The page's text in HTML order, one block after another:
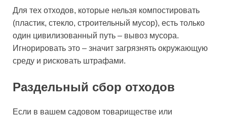
Для тех отходов, которые нельзя компостировать
(пластик, стекло, строительный мусор), есть только
один цивилизованный путь – вывоз мусора.
Игнорировать это – значит загрязнять окружающую
среду и рисковать штрафами.
Раздельный сбор отходов
Если в вашем садовом товариществе или